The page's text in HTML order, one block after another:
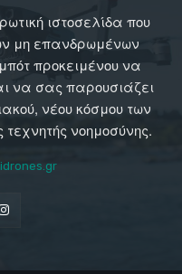
ιστοσελίδα που
μη επανδρωμένων
προκειμένου να
να σας παρουσιάζει
νέου κόσμου των
τεχνητής νοημοσύνης.